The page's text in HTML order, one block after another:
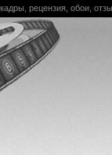
рецензия, обои,